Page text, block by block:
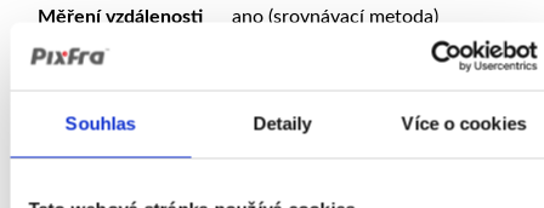
Souhlas Detaily Více o cookies
Měření vzdálenosti ano (srovnávací metoda)
Výdrž baterie